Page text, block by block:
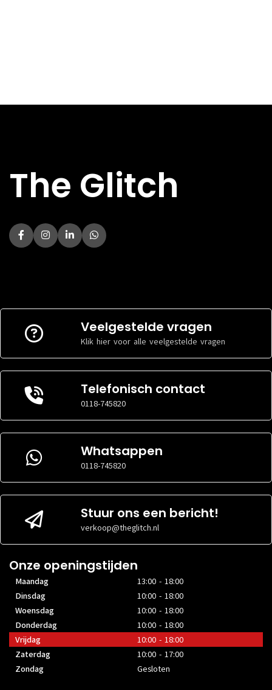
AANSLUITING
AANSLUITING
Ja
ONDERSTEUNING
Ja
AANSLUITING
USB
AANSLUITING
The Glitch
Veelgestelde vragen
Klik hier voor alle veelgestelde vragen
Telefonisch contact
0118-745820
Whatsappen
0118-745820
Stuur ons een bericht!
verkoop@theglitch.nl
Onze openingstijden
Maandag
13:00 - 18:00
Dinsdag
10:00 - 18:00
Woensdag
10:00 - 18:00
Donderdag
10:00 - 18:00
Vrijdag
10:00 - 18:00
Zaterdag
10:00 - 17:00
Zondag
Gesloten